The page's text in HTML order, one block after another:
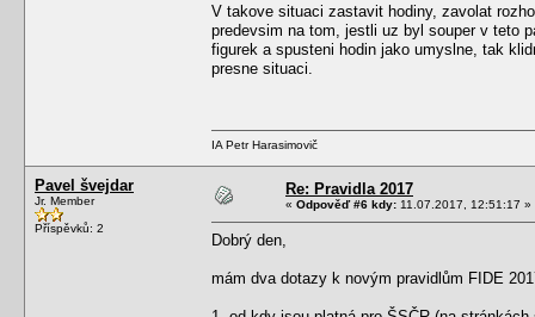
V takove situaci zastavit hodiny, zavolat
predevsim na tom, jestli uz byl souper v teto
figurek a spusteni hodin jako umyslne, tak
presne situaci.
IA Petr Harasimovič
Pavel švejdar
Jr. Member
Příspěvků: 2
Re: Pravidla 2017
« Odpověď #6 kdy: 11.07.2017, 12:51:17 »
Dobrý den,
mám dva dotazy k novým pravidlům FIDE